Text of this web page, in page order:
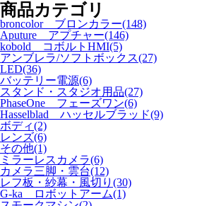
商品カテゴリ
broncolor ブロンカラー(148)
Aputure アプチャー(146)
kobold コボルトHMI(5)
アンブレラ/ソフトボックス(27)
LED(36)
バッテリー電源(6)
スタンド・スタジオ用品(27)
PhaseOne フェーズワン(6)
Hasselblad ハッセルブラッド(9)
ボディ(2)
レンズ(6)
その他(1)
ミラーレスカメラ(6)
カメラ三脚・雲台(12)
レフ板・紗幕・風切り(30)
G-ka ロボットアーム(1)